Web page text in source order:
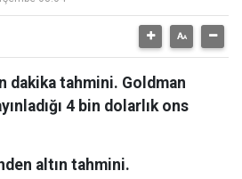
dakika tahmini. Goldman
4 bin dolarlık ons
altın tahmini.